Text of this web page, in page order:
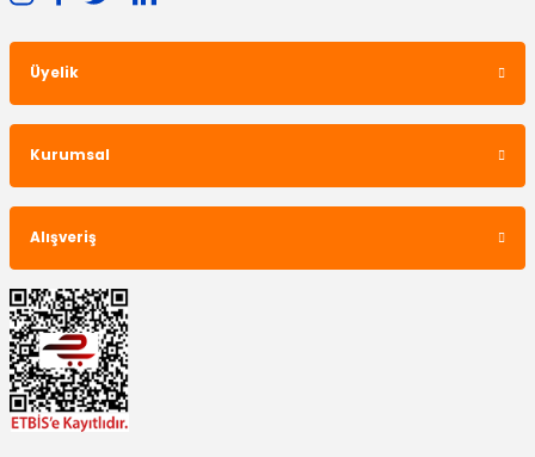
Üyelik
Kurumsal
Alışveriş